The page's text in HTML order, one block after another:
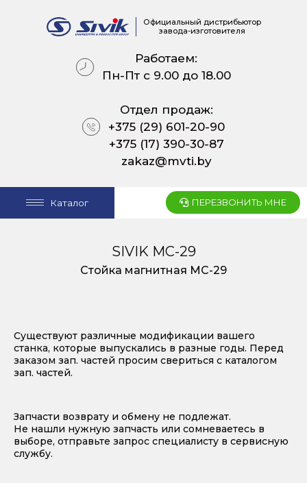
Официальный дистрибьютор
завода-изготовителя
Работаем:
Пн-Пт с 9.00 до 18.00
Отдел продаж:
+375 (29) 601-20-90
+375 (17) 390-30-87
zakaz@mvti.by
Каталог ПЕРЕЗВОНИТЬ МНЕ
SIVIK МС-29
Стойка магнитная МС-29
Существуют различные модификации вашего
станка, которые выпускались в разные годы. Перед
заказом зап. частей просим свериться с каталогом
зап. частей.
Запчасти возврату и обмену не подлежат.
Не нашли нужную запчасть или сомневаетесь в
выборе, отправьте запрос специалисту в сервисную
службу.